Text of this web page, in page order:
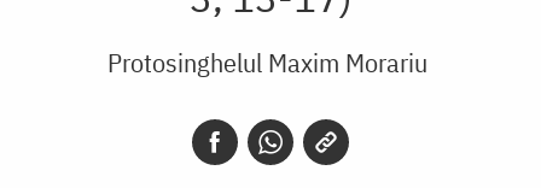
Protosinghelul Maxim Morariu